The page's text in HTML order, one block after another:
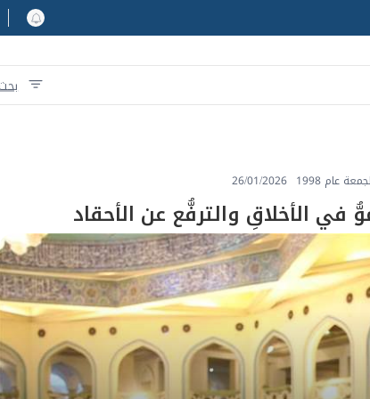
عام 1998 26/01/2026
الأخلاقِ والترفُّع عن الأحقاد